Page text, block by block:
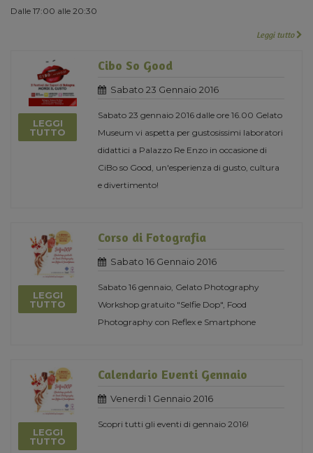
Dalle 17:00 alle 20:30
Leggi tutto
LEGGI
TUTTO
Cibo So Good
Sabato 23 Gennaio 2016
Sabato 23 gennaio 2016 dalle ore 16.00 Gelato
Museum vi aspetta per gustosissimi laboratori
didattici a Palazzo Re Enzo in occasione di
CiBo so Good, un'esperienza di gusto, cultura
e divertimento!
LEGGI
TUTTO
Corso di Fotografia
Sabato 16 Gennaio 2016
Sabato 16 gennaio, Gelato Photography
Workshop gratuito "Selfie Dop", Food
Photography con Reflex e Smartphone
LEGGI
TUTTO
Calendario Eventi Gennaio
Venerdi 1 Gennaio 2016
Scopri tutti gli eventi di gennaio 2016!